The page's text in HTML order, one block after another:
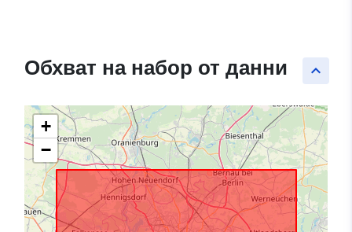
keyboard_arrow_up
Обхват на набор от данни
+
−